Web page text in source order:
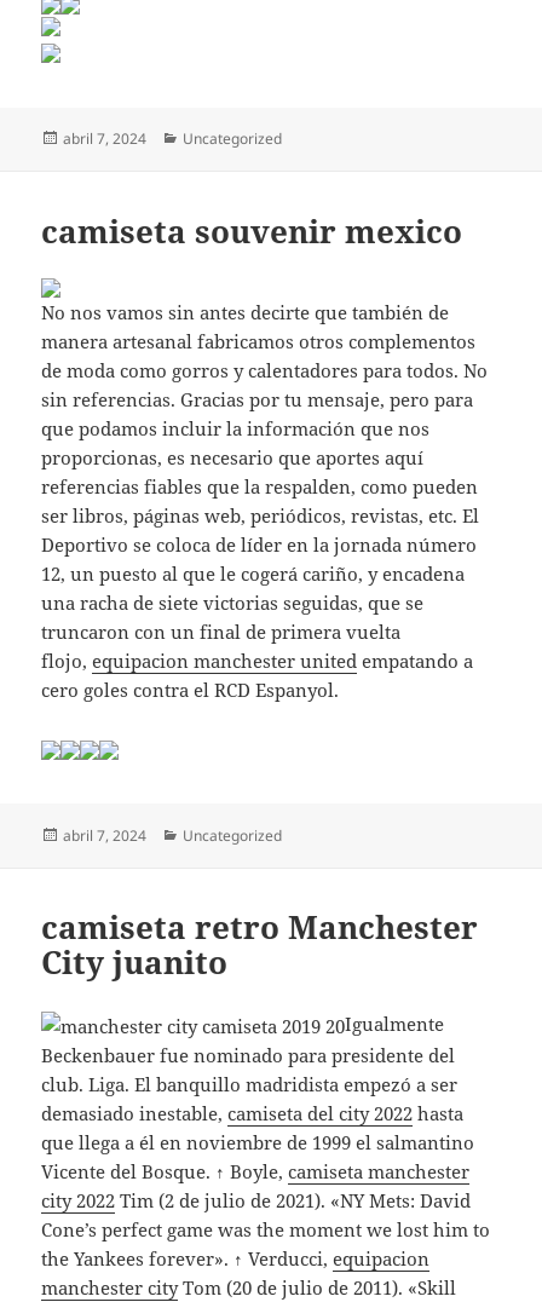
Publicado
abril 7, 2024 Categorías
Uncategorized
camiseta souvenir mexico
No nos vamos sin antes decirte que también de
manera artesanal fabricamos otros complementos
de moda como gorros y calentadores para todos. No
sin referencias. Gracias por tu mensaje, pero para
que podamos incluir la información que nos
proporcionas, es necesario que aportes aquí
referencias fiables que la respalden, como pueden
ser libros, páginas web, periódicos, revistas, etc. El
Deportivo se coloca de líder en la jornada número
12, un puesto al que le cogerá cariño, y encadena
una racha de siete victorias seguidas, que se
truncaron con un final de primera vuelta
flojo,equipacion manchester united empatando a
cero goles contra el RCD Espanyol.
Publicado
abril 7, 2024 Categorías
Uncategorized
camiseta retro Manchester
City juanito
Igualmente
Beckenbauer fue nominado para presidente del
club. Liga. El banquillo madridista empezó a ser
demasiado inestable,camiseta del city 2022 hasta
que llega a él en noviembre de 1999 el salmantino
Vicente del Bosque. ↑ Boyle,camiseta manchester
city 2022 Tim (2 de julio de 2021). «NY Mets: David
Cone’s perfect game was the moment we lost him to
the Yankees forever». ↑ Verducci,equipacion
manchester cityTom (20 de julio de 2011). «Skill